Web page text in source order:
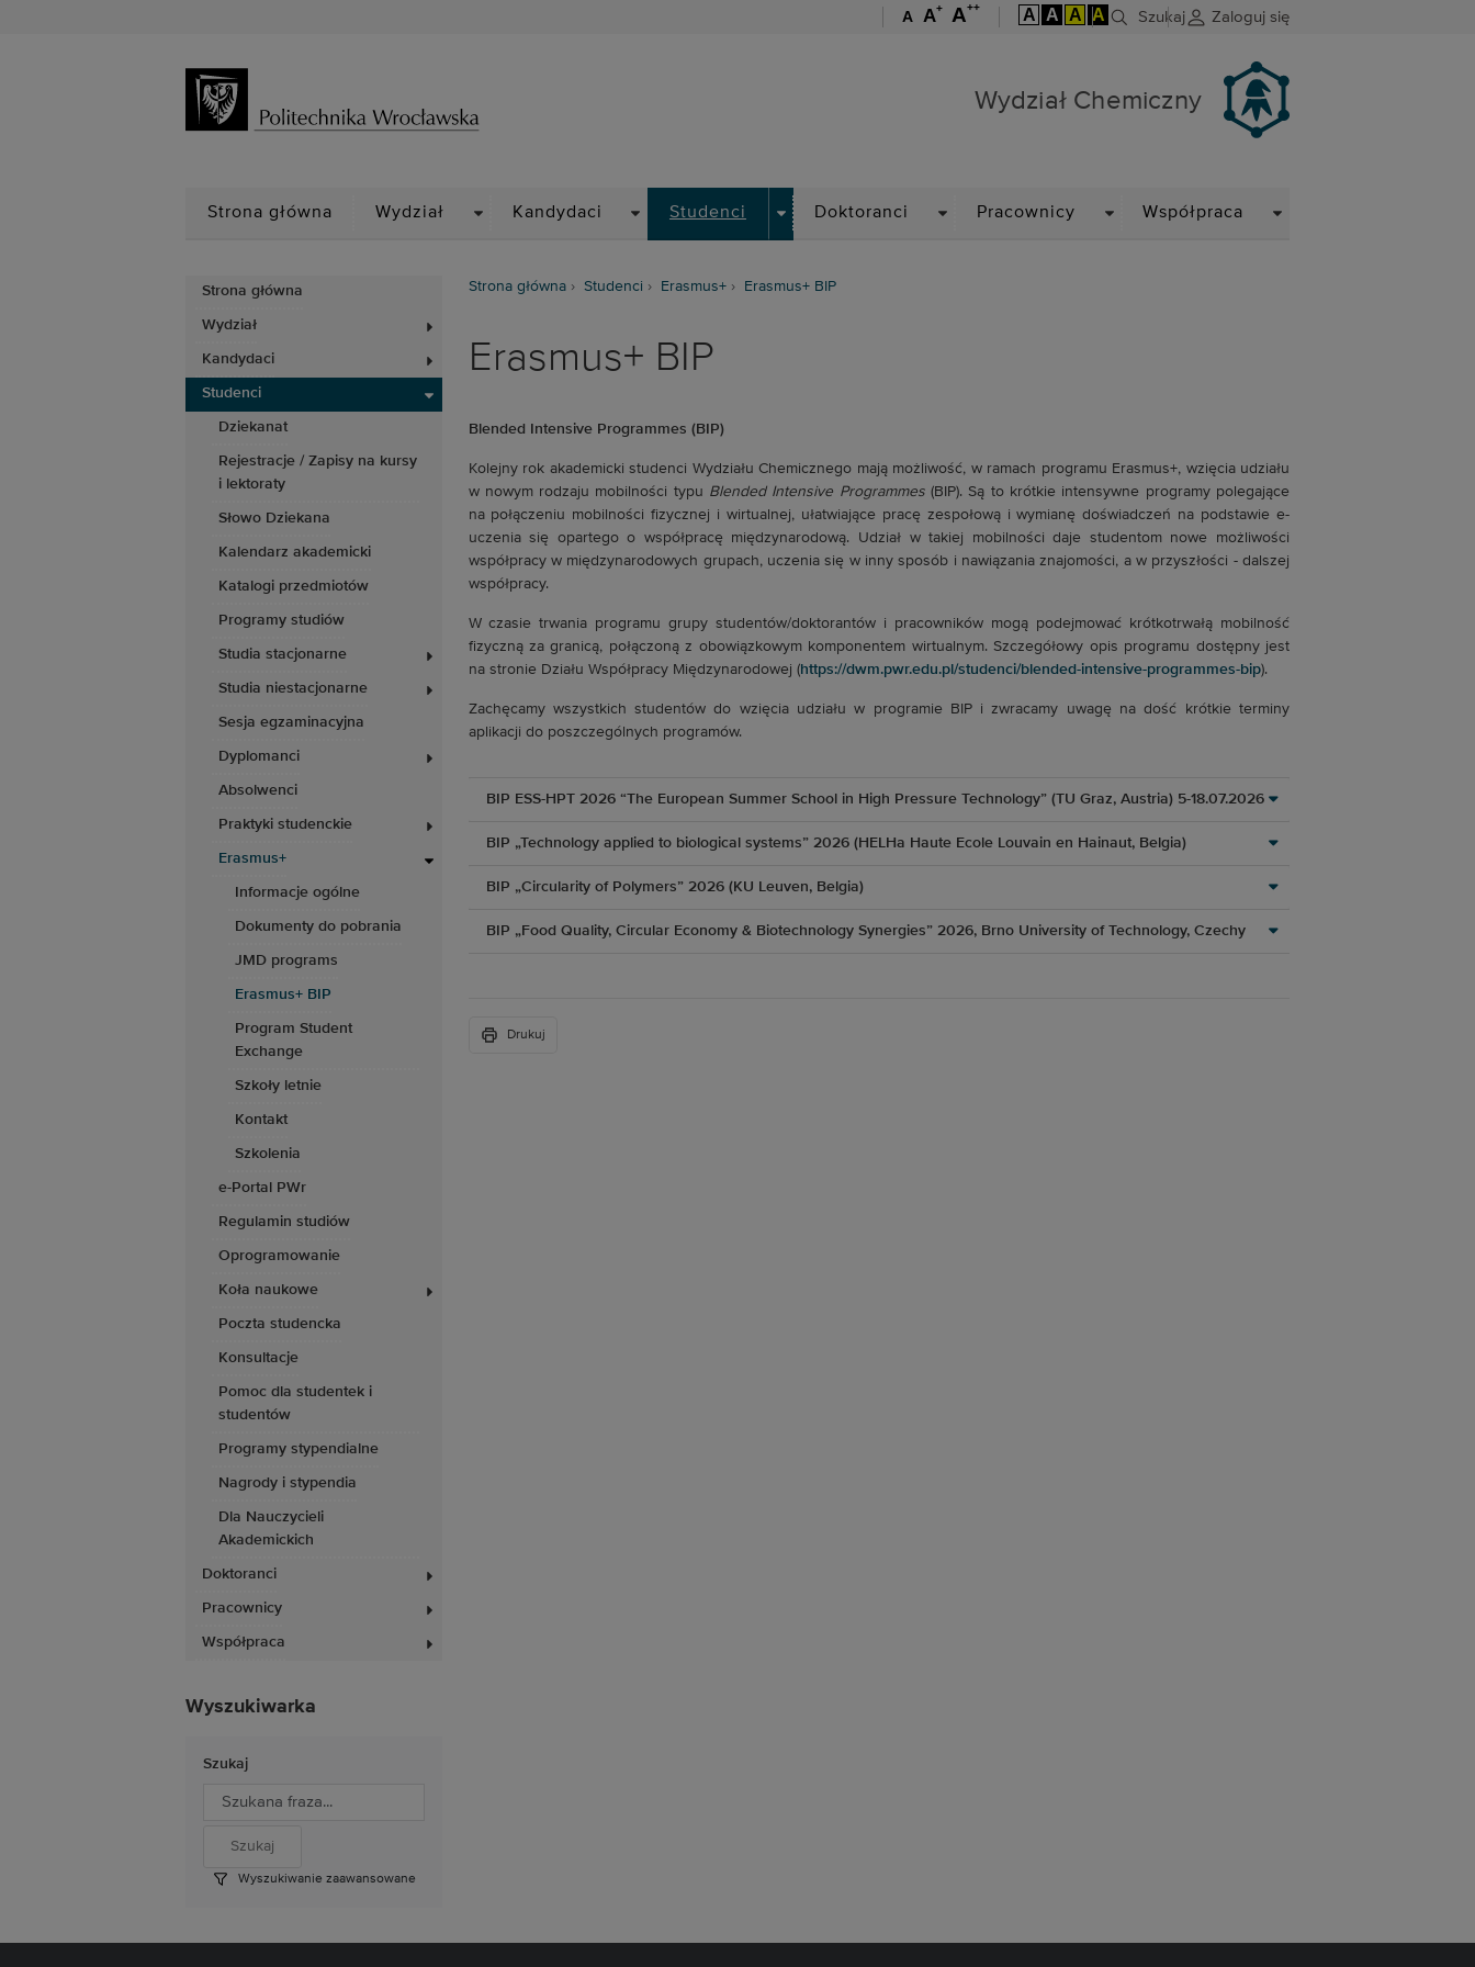
A A+ A++ A A A A Szukaj Zaloguj się
Wydział Chemiczny
Strona główna Wydział Kandydaci Studenci
DROPDOWN
Doktoranci Pracownicy Współpraca
Strona główna
Wydział
Kandydaci
Studenci
Dziekanat
Rejestracje / Zapisy na kursy
i lektoraty
Słowo Dziekana
Kalendarz akademicki
Katalogi przedmiotów
Programy studiów
Studia stacjonarne
Studia niestacjonarne
Sesja egzaminacyjna
Dyplomanci
Absolwenci
Praktyki studenckie
Erasmus+
Informacje ogólne
Dokumenty do pobrania
JMD programs
Erasmus+ BIP
Program Student
Exchange
Szkoły letnie
Kontakt
Szkolenia
e-Portal PWr
Regulamin studiów
Oprogramowanie
Koła naukowe
Poczta studencka
Konsultacje
Pomoc dla studentek i
studentów
Programy stypendialne
Nagrody i stypendia
Dla Nauczycieli
Akademickich
Doktoranci
Pracownicy
Współpraca
Wyszukiwarka
Szukaj
Wyszukiwanie zaawansowane
Strona główna Studenci Erasmus+ Erasmus+ BIP
Erasmus+ BIP
Blended Intensive Programmes (BIP)
Kolejny rok akademicki studenci Wydziału Chemicznego mają możliwość, w ramach programu Erasmus+, wzięcia udziału
w nowym rodzaju mobilności typu Blended Intensive Programmes(BIP). Są to krótkie intensywne programy polegające
na połączeniu mobilności fizycznej i wirtualnej, ułatwiające pracę zespołową i wymianę doświadczeń na podstawie e-
uczenia się opartego o współpracę międzynarodową. Udział w takiej mobilności daje studentom nowe możliwości
współpracy w międzynarodowych grupach, uczenia się w inny sposób i nawiązania znajomości, a w przyszłości - dalszej
współpracy.
W czasie trwania programu grupy studentów/doktorantów i pracowników mogą podejmować krótkotrwałą mobilność
fizyczną za granicą, połączoną z obowiązkowym komponentem wirtualnym. Szczegółowy opis programu dostępny jest
na stronie Działu Współpracy Międzynarodowej (https://dwm.pwr.edu.pl/studenci/blended-intensive-programmes-bip).
Zachęcamy wszystkich studentów do wzięcia udziału w programie BIP i zwracamy uwagę na dość krótkie terminy
aplikacji do poszczególnych programów.
BIP ESS-HPT 2026 “The European Summer School in High Pressure Technology” (TU Graz, Austria) 5-18.07.2026
BIP „Technology applied to biological systems” 2026 (HELHa Haute Ecole Louvain en Hainaut, Belgia)
BIP „Circularity of Polymers” 2026 (KU Leuven, Belgia)
BIP „Food Quality, Circular Economy & Biotechnology Synergies” 2026, Brno University of Technology, Czechy
Drukuj